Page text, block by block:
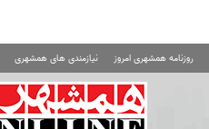
روزنامه همشهری امروز نیازمندی های همشهری